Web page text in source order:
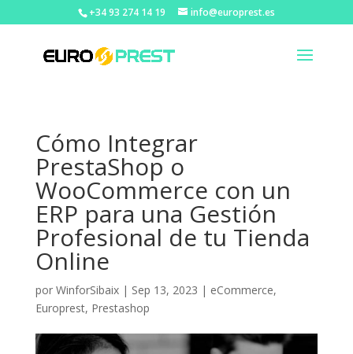
+34 93 274 14 19 info@europrest.es
Cómo Integrar
PrestaShop o
WooCommerce con un
ERP para una Gestión
Profesional de tu Tienda
Online
por WinforSibaix| Sep 13, 2023 | eCommerce,
Europrest, Prestashop